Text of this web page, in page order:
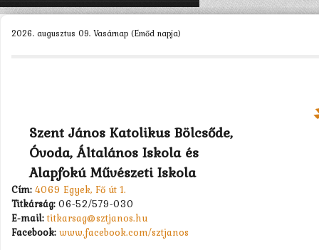
2026. augusztus 09. Vasárnap (Emőd napja)
Szent János Katolikus Bölcsőde,
Óvoda, Általános Iskola és
Alapfokú Művészeti Iskola
Cím: 4069 Egyek, Fő út 1.
Titkárság: 06-52/579-030
E-mail: titkarsag@sztjanos.hu
Facebook: www.facebook.com/sztjanos
KEZDŐLAP
MUNKATÁRSAK >
TANULÓK >
PÁLYÁZATOK >
KAPCSOLAT